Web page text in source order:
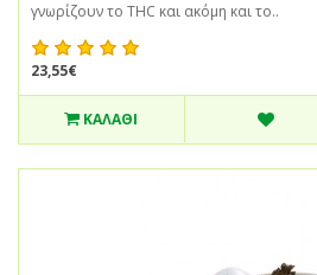
γνωρίζουν το THC και ακόμη και το..
23,55€
ΚΑΛΆΘΙ